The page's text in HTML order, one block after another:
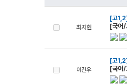
최지현
[고
[국어
이건우
[고
[국어